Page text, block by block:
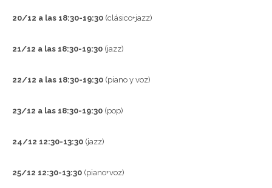
20/12 a las 18:30-19:30 (clásico+jazz)
21/12 a las 18:30-19:30 (jazz)
22/12 a las 18:30-19:30 (piano y voz)
23/12 a las 18:30-19:30 (pop)
24/12 12:30-13:30 (jazz)
25/12 12:30-13:30 (piano+voz)